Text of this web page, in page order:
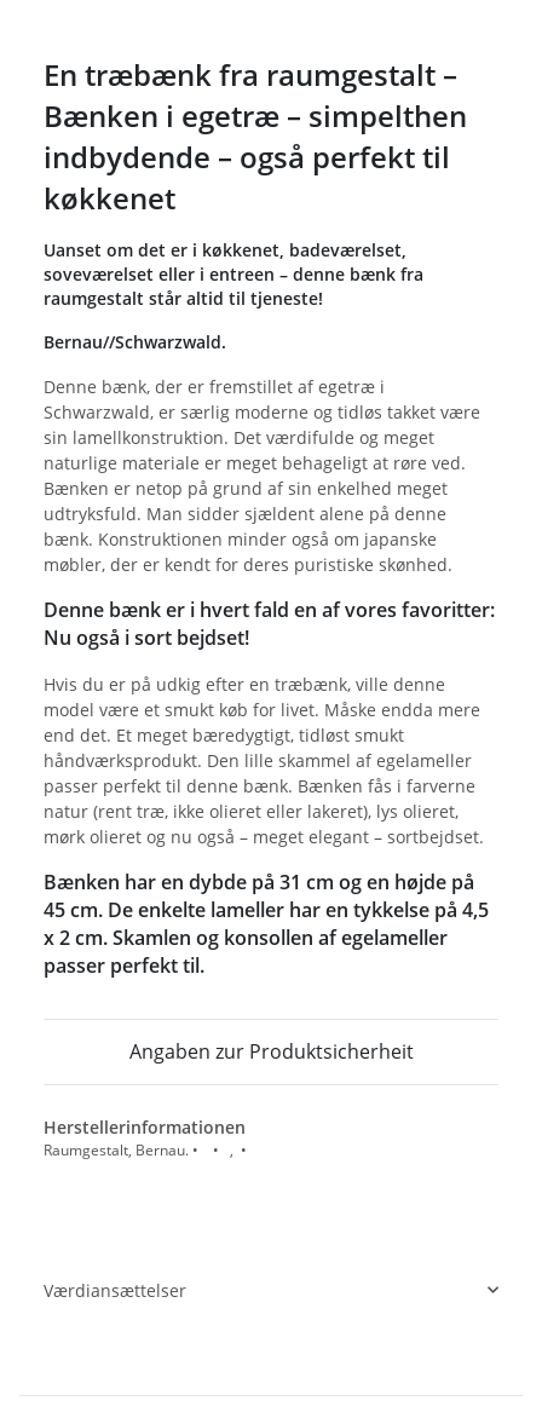
En træbænk fra raumgestalt –
Bænken i egetræ – simpelthen
indbydende – også perfekt til
køkkenet
Uanset om det er i køkkenet, badeværelset,
soveværelset eller i entreen – denne bænk fra
raumgestalt står altid til tjeneste!
Bernau//Schwarzwald.
Denne bænk, der er fremstillet af egetræ i
Schwarzwald, er særlig moderne og tidløs takket være
sin lamellkonstruktion. Det værdifulde og meget
naturlige materiale er meget behageligt at røre ved.
Bænken er netop på grund af sin enkelhed meget
udtryksfuld. Man sidder sjældent alene på denne
bænk. Konstruktionen minder også om japanske
møbler, der er kendt for deres puristiske skønhed.
Denne bænk er i hvert fald en af vores favoritter:
Nu også i sort bejdset!
Hvis du er på udkig efter en træbænk, ville denne
model være et smukt køb for livet. Måske endda mere
end det. Et meget bæredygtigt, tidløst smukt
håndværksprodukt. Den lille skammel af egelameller
passer perfekt til denne bænk. Bænken fås i farverne
natur (rent træ, ikke olieret eller lakeret), lys olieret,
mørk olieret og nu også – meget elegant – sortbejdset.
Bænken har en dybde på 31 cm og en højde på
45 cm. De enkelte lameller har en tykkelse på 4,5
x 2 cm. Skamlen og konsollen af egelameller
passer perfekt til.
Angaben zur Produktsicherheit
Herstellerinformationen
Raumgestalt, Bernau. • • , •
Værdiansættelser